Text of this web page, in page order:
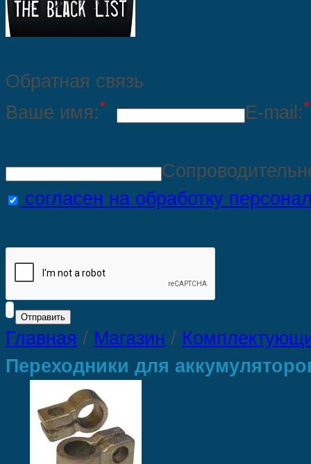
Обратная связь
Ваше имя:* E-mail:*
согласен на обработку
Главная / Магазин /
Переходники для